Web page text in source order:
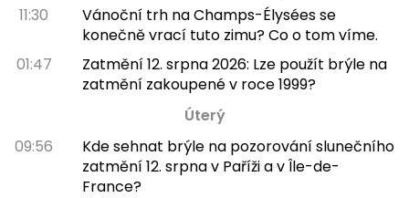
11:30
Vánoční trh na Champs-Élysées se
konečně vrací tuto zimu? Co o tom víme.
01:47
Zatmění 12. srpna 2026: Lze použít brýle na
zatmění zakoupené v roce 1999?
Úterý
09:56
Kde sehnat brýle na pozorování slunečního
zatmění 12. srpna v Paříži a v Île-de-
France?